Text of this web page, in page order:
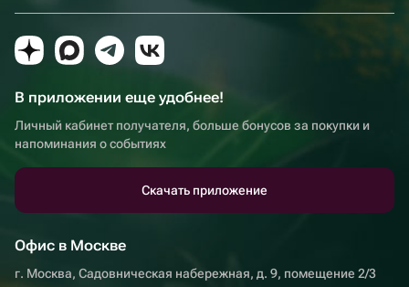
В приложении еще удобнее!
Личный кабинет получателя, больше бонусов за покупки и
напоминания о событиях
Скачать приложение
Офис в Москве
г. Москва, Садовническая набережная, д. 9, помещение 2/3